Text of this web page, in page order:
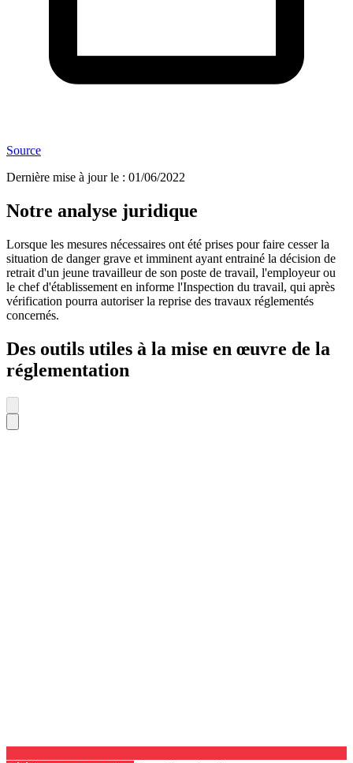
Source
Dernière mise à jour le : 01/06/2022
Notre analyse juridique
Lorsque les mesures nécessaires ont été prises pour faire cesser la
situation de danger grave et imminent ayant entrainé la décision de
retrait d'un jeune travailleur de son poste de travail, l'employeur ou
le chef d'établissement en informe l'Inspection du travail, qui après
vérification pourra autoriser la reprise des travaux réglementés
concernés.
Des outils utiles à la mise en œuvre de la
réglementation